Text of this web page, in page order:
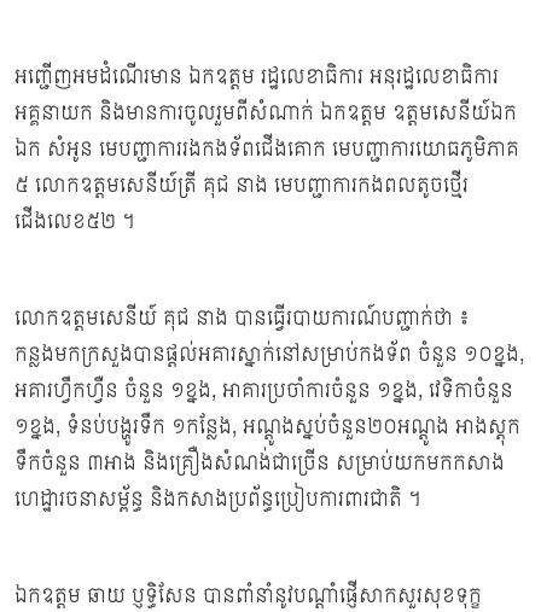
អញ្ជើញអមដំណើរមាន ឯកឧត្ដម រដ្ឋលេខាធិការ អនុរដ្ឋលេខាធិការ
អគ្គនាយក និងមានការចូលរួមពីសំណាក់ ឯកឧត្ដម ឧត្ដមសេនីយ៍ឯក
ឯក សំអូន មេបញ្ជាការរងកងទ័ពជើងគោក មេបញ្ជាការយោធភូមិភាគ
៥ លោកឧត្ដមសេនីយ៍ត្រី គុជ នាង មេបញ្ជាការកងពលតូចថ្មើរ
ជើងលេខ៥២ ។
លោកឧត្ដមសេនីយ៍ គុជ នាង បានធ្វើរបាយការណ៍បញ្ជាក់ថា ៖
កន្លងមកក្រសួងបានផ្ដល់អគារស្នាក់នៅសម្រាប់កងទ័ព ចំនួន ១០ខ្នង,
អគារហ្វឹកហ្វឺន ចំនួន ១ខ្នង, អាគារប្រចាំការចំនួន ១ខ្នង, វេទិកាចំនួន
១ខ្នង, ទំនប់បង្ហូរទឹក ១កន្លែង, អណ្ដូងស្នប់ចំនួន២០អណ្តូង អាងស្ដុក
ទឹកចំនួន ៣អាង និងគ្រឿងសំណង់ជាច្រើន សម្រាប់យកមកកសាង
ហេដ្ឋារចនាសម្ព័ន្ធ និងកសាងប្រព័ន្ធប្រៀបការពារជាតិ ។
ឯកឧត្ដម ឆាយ ប្ញទ្ធិសែន បានពាំនាំនូវបណ្ដាំផ្ញើសាកសួរសុខទុក្ខ